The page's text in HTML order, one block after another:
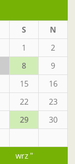
S
N
1
2
8
9
15
16
22
23
29
30
wrz "